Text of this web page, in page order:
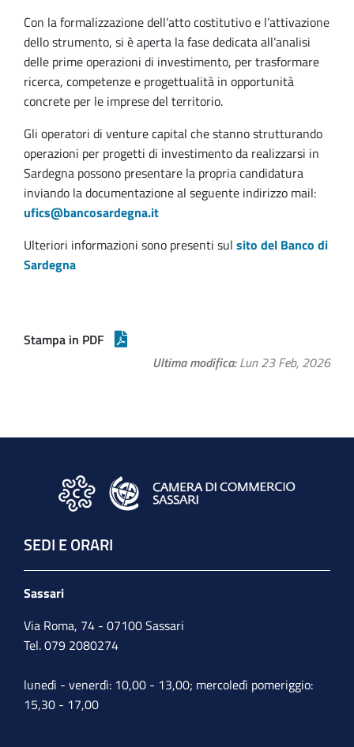
Con la formalizzazione dell’atto costitutivo e l’attivazione
dello strumento, si è aperta la fase dedicata all’analisi
delle prime operazioni di investimento, per trasformare
ricerca, competenze e progettualità in opportunità
concrete per le imprese del territorio.
Gli operatori di venture capital che stanno strutturando
operazioni per progetti di investimento da realizzarsi in
Sardegna possono presentare la propria candidatura
inviando la documentazione al seguente indirizzo mail:
ufics@bancosardegna.it
Ulteriori informazioni sono presenti sul sito del Banco di
Sardegna
Stampa in PDF
Ultima modifica Lun 23 Feb, 2026
SEDI E ORARI
Sassari
Via Roma, 74 - 07100 Sassari
Tel. 079 2080274
lunedì - venerdì: 10,00 - 13,00; mercoledì pomeriggio:
15,30 - 17,00